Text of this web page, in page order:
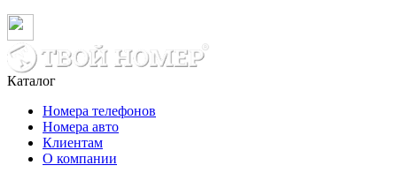
Каталог
Номера телефонов
Номера авто
Клиентам
О компании